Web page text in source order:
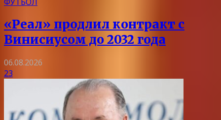
«Реал» продлил контракт с
Винисиусом до 2032 года
06.08.2026
23